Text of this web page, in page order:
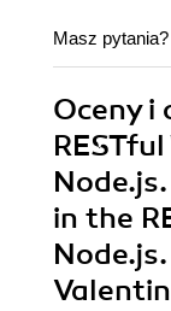
Masz
Oceny i
in the